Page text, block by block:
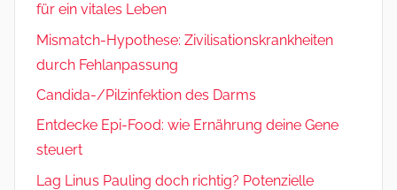
für ein vitales Leben
Mismatch-Hypothese: Zivilisationskrankheiten
durch Fehlanpassung
Candida-/Pilzinfektion des Darms
Entdecke Epi-Food: wie Ernährung deine Gene
steuert
Lag Linus Pauling doch richtig? Potenzielle